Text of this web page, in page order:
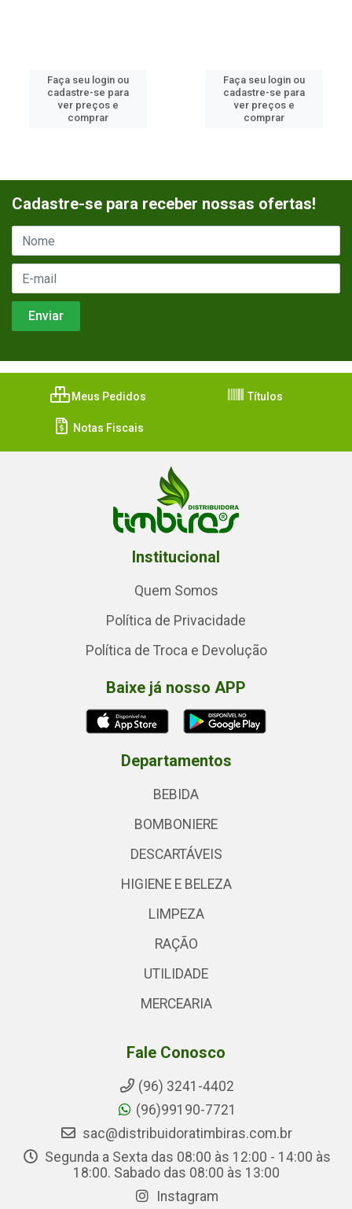
Faça seu login ou
cadastre-se para
ver preços e
comprar
Faça seu login ou
cadastre-se para
ver preços e
comprar
Cadastre-se para receber nossas ofertas!
Meus Pedidos Títulos
Notas Fiscais
Institucional
Quem Somos
Política de Privacidade
Política de Troca e Devolução
Baixe já nosso APP
Departamentos
BEBIDA
BOMBONIERE
DESCARTÁVEIS
HIGIENE E BELEZA
LIMPEZA
RAÇÃO
UTILIDADE
MERCEARIA
Fale Conosco
(96) 3241-4402
(96)99190-7721
sac@distribuidoratimbiras.com.br
Segunda a Sexta das 08:00 às 12:00 - 14:00 às
18:00. Sabado das 08:00 às 13:00
Instagram